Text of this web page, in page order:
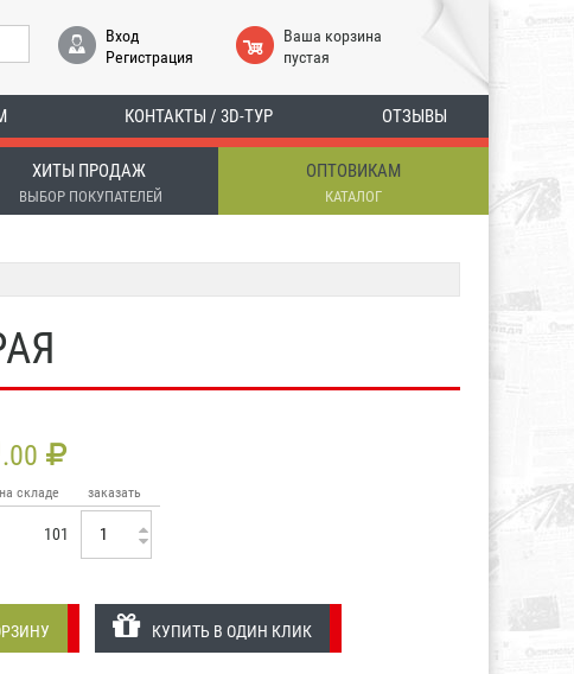
Вход
Регистрация
Ваша корзина
пустая
КОНТАКТЫ / 3D-ТУР ОТЗЫВЫ
ХИТЫ ПРОДАЖ
ВЫБОР ПОКУПАТЕЛЕЙ
ОПТОВИКАМ
КАТАЛОГ
.00
на складе заказать
101
КУПИТЬ В ОДИН КЛИК